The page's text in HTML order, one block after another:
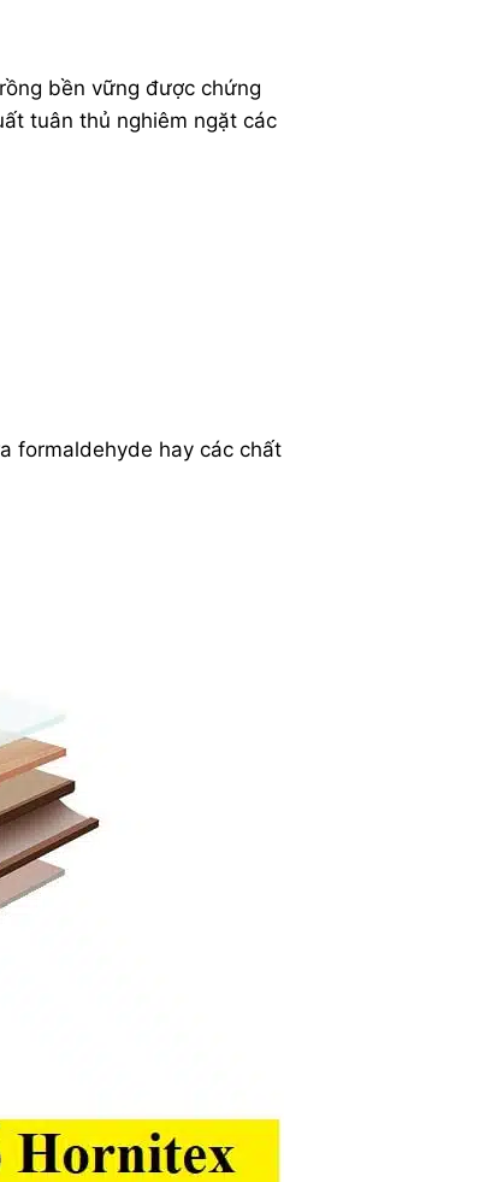
bền vững được chứng
tuân thủ nghiêm ngặt các
formaldehyde hay các chất